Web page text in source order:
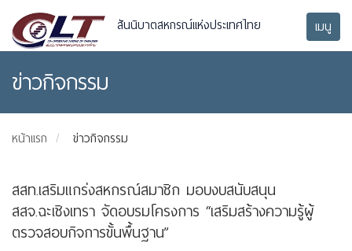
สันนิบาตสหกรณ์แห่งประเทศไทย เมนู
ข่าวกิจกรรม
หน้าแรก ข่าวกิจกรรม
สสท.เสริมแกร่งสหกรณ์สมาชิก มอบงบสนับสนุน
สสจ.ฉะเชิงเทรา จัดอบรมโครงการ “เสริมสร้างความรู้ผู้
ตรวจสอบกิจการขั้นพื้นฐาน”